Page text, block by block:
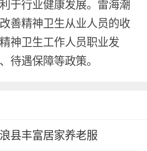
于行业健康发展。雷海潮
善精神卫生从业人员的收
神卫生工作人员职业发
待遇保障等政策。
县丰富居家养老服